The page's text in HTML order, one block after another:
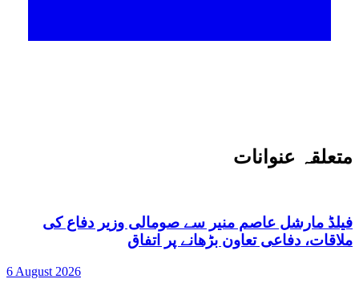
متعلقہ عنوانات
فیلڈ مارشل عاصم منیر سے صومالی وزیر دفاع کی
ملاقات، دفاعی تعاون بڑھانے پر اتفاق
6 August 2026